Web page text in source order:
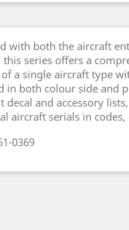
with both the aircraft
series offers a
a single aircraft type
in both colour side and
decal and accessory
aircraft serials in codes,
0369